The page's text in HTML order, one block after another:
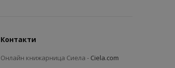
Контакти
Онлайн книжарница Сиела - Ciela.com